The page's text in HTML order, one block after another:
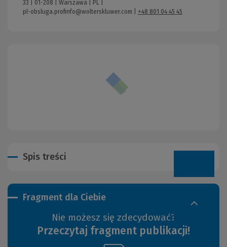
Fragment dla Ciebie
Nie możesz się zdecydować?
Przeczytaj fragment publikacji!
33 | 01-208 | Warszawa | PL |
pl-obsluga.profinfo@wolterskluwer.com
+48 801 04 45 45
Spis treści